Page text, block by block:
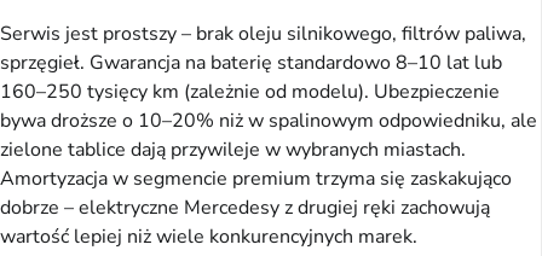
Serwis jest prostszy – brak oleju silnikowego, filtrów paliwa,
sprzęgieł. Gwarancja na baterię standardowo 8–10 lat lub
160–250 tysięcy km (zależnie od modelu). Ubezpieczenie
bywa droższe o 10–20% niż w spalinowym odpowiedniku, ale
zielone tablice dają przywileje w wybranych miastach.
Amortyzacja w segmencie premium trzyma się zaskakująco
dobrze – elektryczne Mercedesy z drugiej ręki zachowują
wartość lepiej niż wiele konkurencyjnych marek.